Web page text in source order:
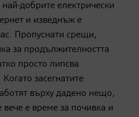
добрите електрически
и изведнъж е
Пропуснати срещи,
за продължителността
просто липсва
засегнатите
върху дадено нещо,
вече е време за почивка и